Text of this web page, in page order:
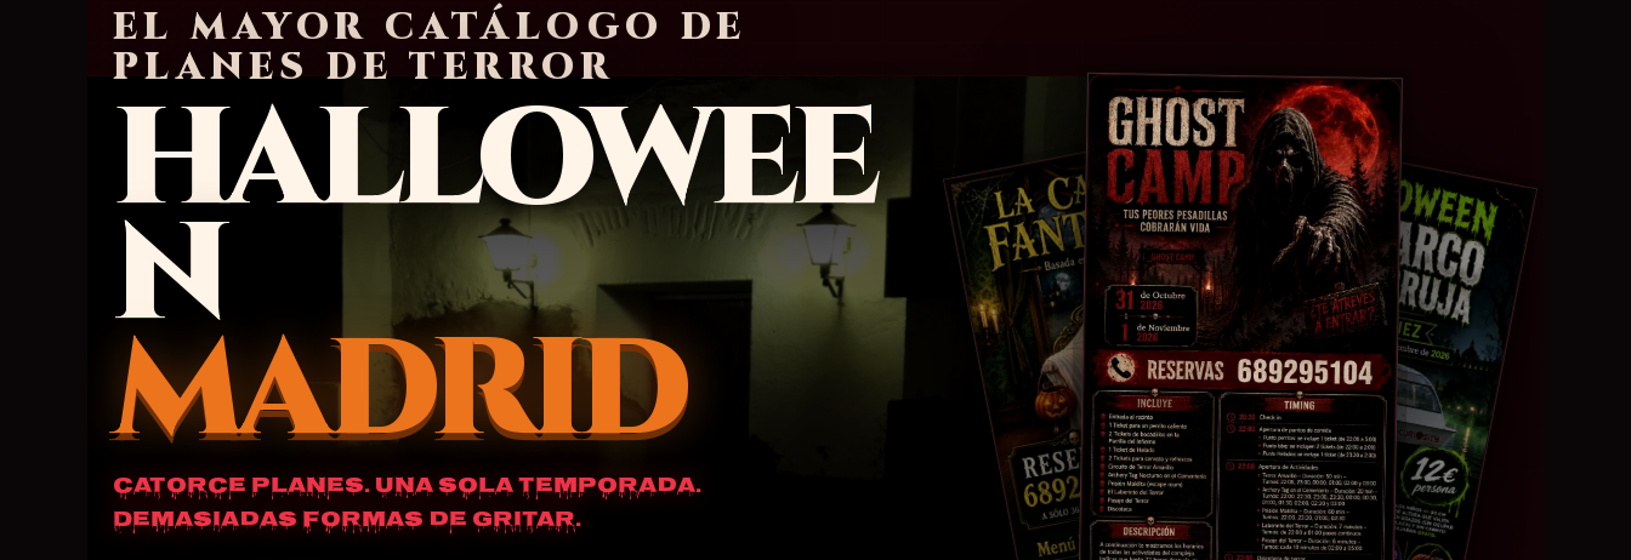
EL MAYOR CATÁLOGO DE
PLANES DE TERROR
HALLOWEE
N
MADRID
Catorce planes. Una sola temporada.
Demasiadas formas de gritar.